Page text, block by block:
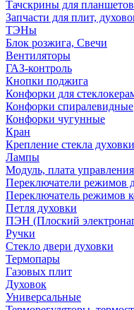
Тачскрины для планшетов
Запчасти для плит,
ТЭНы
Блок розжига, Свечи
Вентиляторы
ГАЗ-контроль
Кнопки поджига
Конфорки для
Конфорки спиралевидные
Конфорки чугунные
Кран
Крепление стекла духовки
Лампы
Модуль, плата управления
Переключатели режимов
Переключатель режимов
Петля духовки
ПЭН (Плоский
Ручки
Стекло двери духовки
Термопары
Газовых плит
Духовок
Универсальные